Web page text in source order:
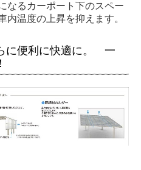
なるカーポート下のスペー
内温度の上昇を抑えます。
に便利に快適に。 一